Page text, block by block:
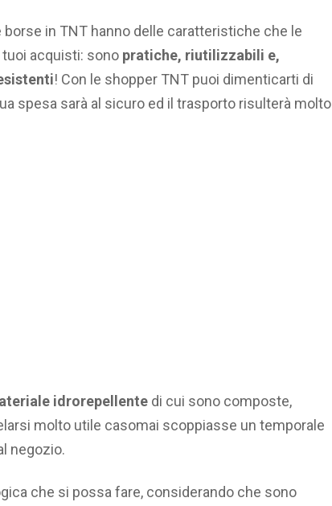
borse in TNT hanno delle caratteristiche che le
acquisti: sono pratiche, riutilizzabili e,
! Con le shopper TNT puoi dimenticarti di
spesa sarà al sicuro ed il trasporto risulterà molto
idrorepellente di cui sono composte,
molto utile casomai scoppiasse un temporale
negozio.
che si possa fare, considerando che sono